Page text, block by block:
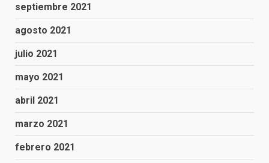
septiembre 2021
agosto 2021
julio 2021
mayo 2021
abril 2021
marzo 2021
febrero 2021